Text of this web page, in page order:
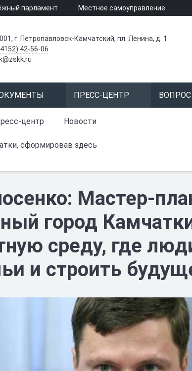
парламент Местное самоуправление
г. Петропавловск-Камчатский, пл. Ленина, д. 1
42-56-06
ПРЕСС-ЦЕНТР
центр
Новости
сформировав здесь
Мастер-
город
среду, где
и строить